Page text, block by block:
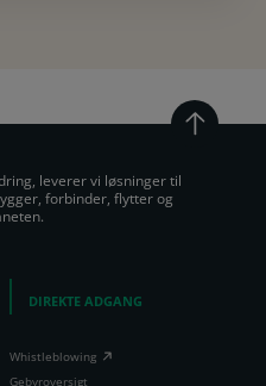
leverer vi løsninger til
forbinder, flytter og
DIREKTE ADGANG
Whistleblowing
Gebyroversigt